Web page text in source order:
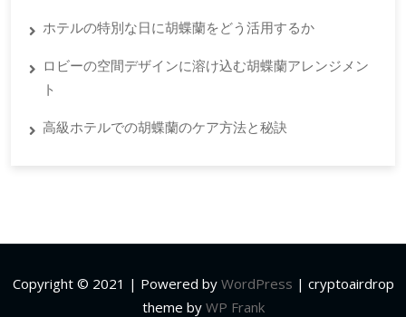
ホテルの特別な日に胡蝶蘭をどう活用するか
ロビーの空間デザインに溶け込む胡蝶蘭アレンジメン
ト
高級ホテルでの胡蝶蘭のケア方法と秘訣
Copyright © 2021 | Powered by WordPress | cryptoairdrop
theme by WP Frank